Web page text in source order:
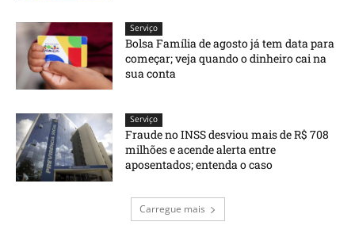
Serviço
Bolsa Família de agosto já tem data para
começar; veja quando o dinheiro cai na
sua conta
Serviço
Fraude no INSS desviou mais de R$ 708
milhões e acende alerta entre
aposentados; entenda o caso
Carregue mais